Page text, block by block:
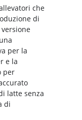
che
di
per la
e la
per
latte senza
di